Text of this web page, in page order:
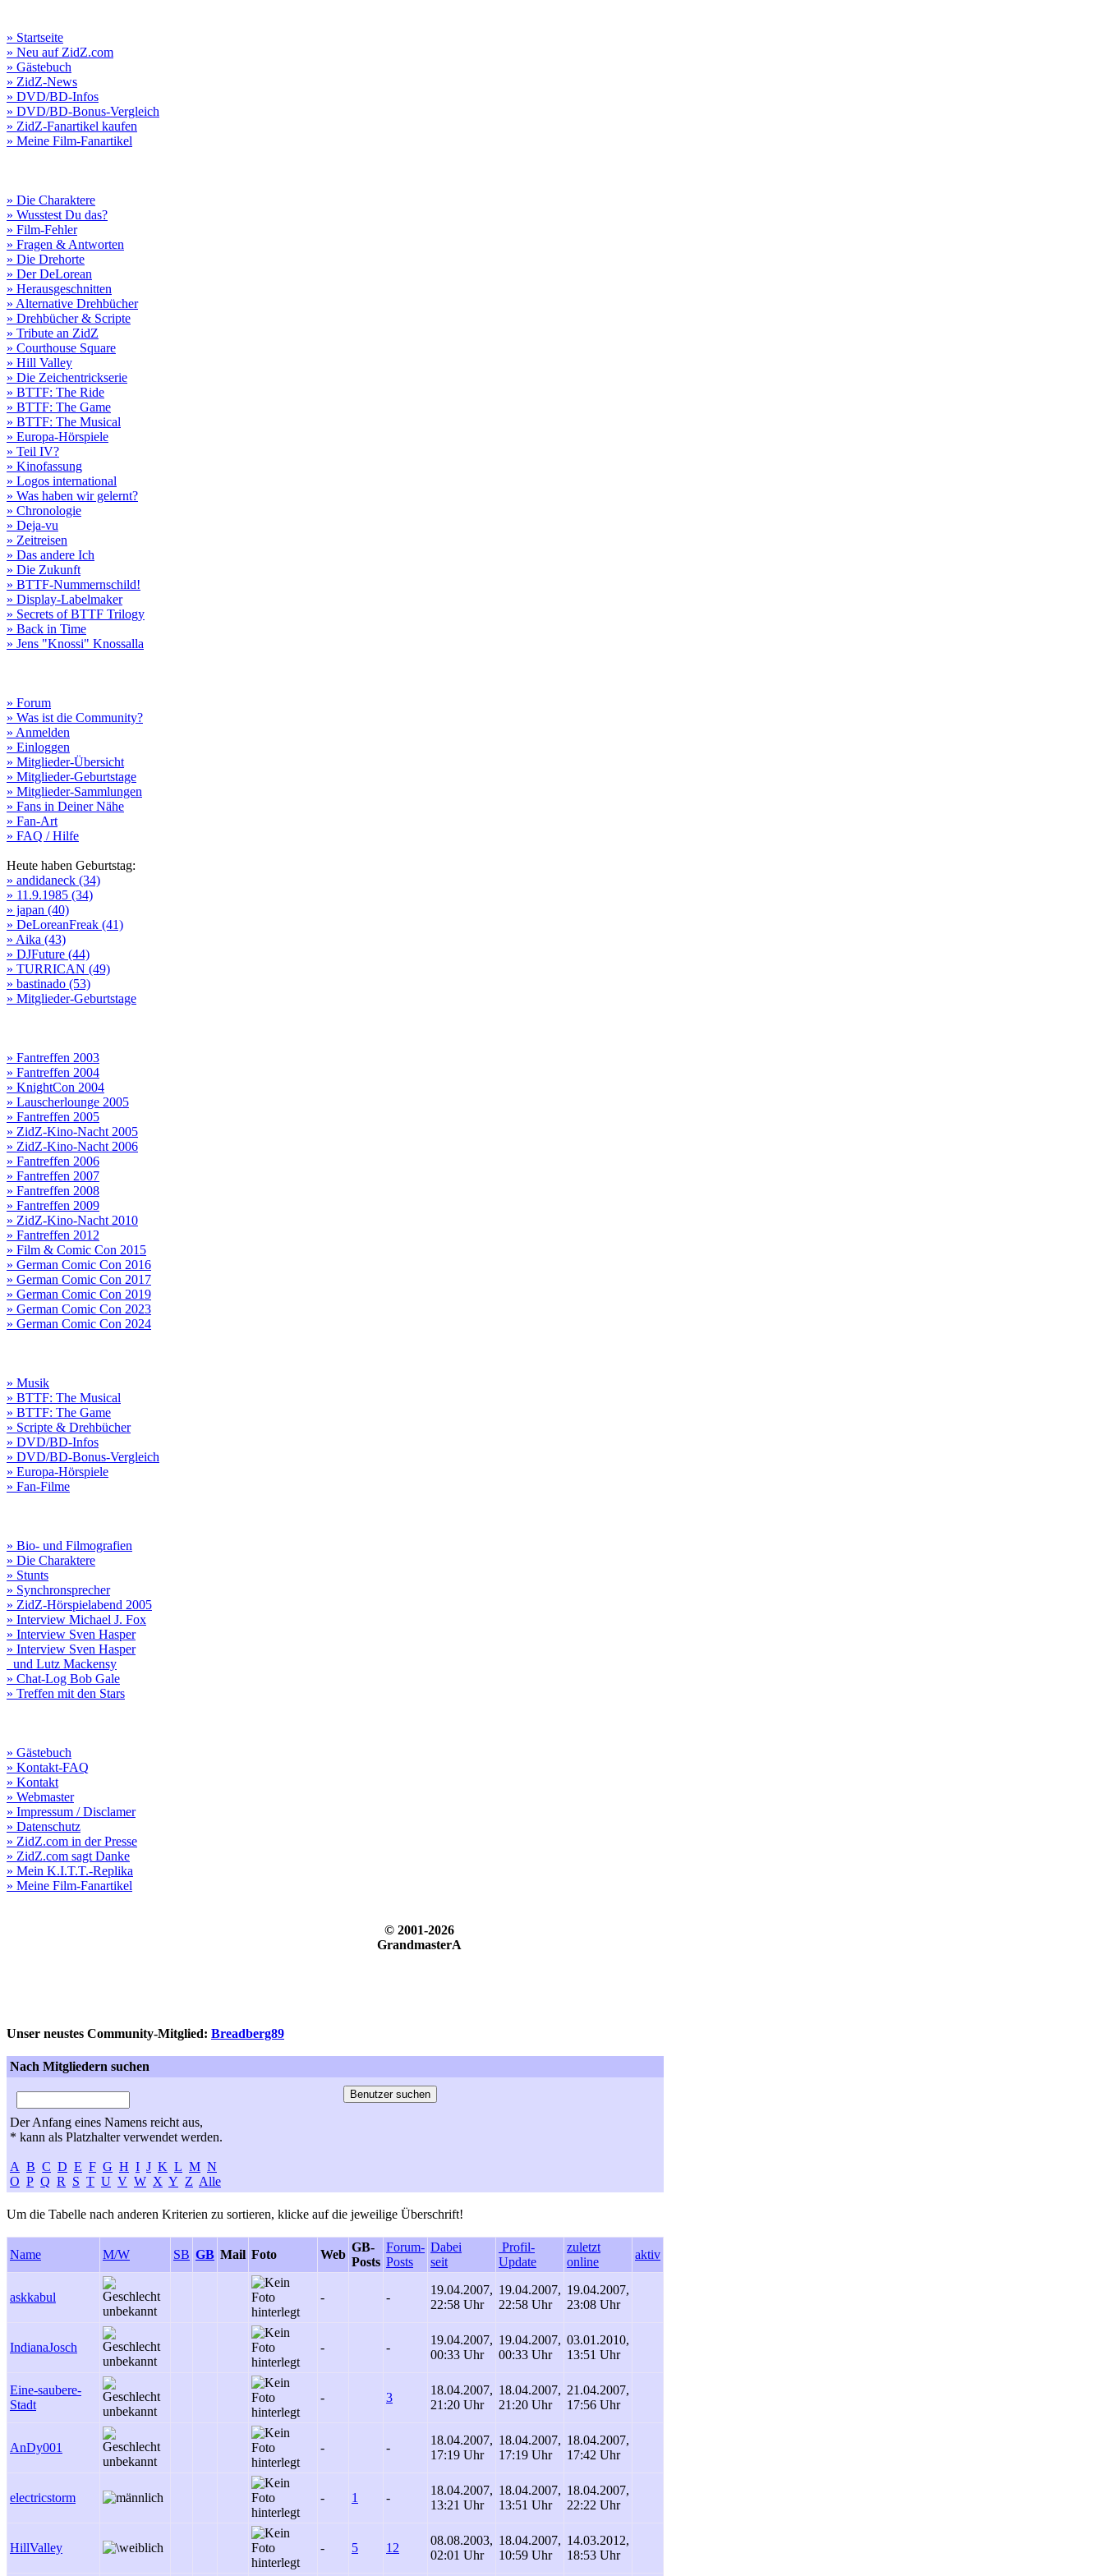
» Startseite
» Neu auf ZidZ.com
» Gästebuch
» ZidZ-News
» DVD/BD-Infos
» DVD/BD-Bonus-Vergleich
» ZidZ-Fanartikel kaufen
» Meine Film-Fanartikel
» Die Charaktere
» Wusstest Du das?
» Film-Fehler
» Fragen & Antworten
» Die Drehorte
» Der DeLorean
» Herausgeschnitten
» Alternative Drehbücher
» Drehbücher & Scripte
» Tribute an ZidZ
» Courthouse Square
» Hill Valley
» Die Zeichentrickserie
» BTTF: The Ride
» BTTF: The Game
» BTTF: The Musical
» Europa-Hörspiele
» Teil IV?
» Kinofassung
» Logos international
» Was haben wir gelernt?
» Chronologie
» Deja-vu
» Zeitreisen
» Das andere Ich
» Die Zukunft
» BTTF-Nummernschild!
» Display-Labelmaker
» Secrets of BTTF Trilogy
» Back in Time
» Jens "Knossi" Knossalla
» Forum
» Was ist die Community?
» Anmelden
» Einloggen
» Mitglieder-Übersicht
» Mitglieder-Geburtstage
» Mitglieder-Sammlungen
» Fans in Deiner Nähe
» Fan-Art
» FAQ / Hilfe
Heute haben Geburtstag:
» andidaneck (34)
» 11.9.1985 (34)
» japan (40)
» DeLoreanFreak (41)
» Aika (43)
» DJFuture (44)
» TURRICAN (49)
» bastinado (53)
» Mitglieder-Geburtstage
» Fantreffen 2003
» Fantreffen 2004
» KnightCon 2004
» Lauscherlounge 2005
» Fantreffen 2005
» ZidZ-Kino-Nacht 2005
» ZidZ-Kino-Nacht 2006
» Fantreffen 2006
» Fantreffen 2007
» Fantreffen 2008
» Fantreffen 2009
» ZidZ-Kino-Nacht 2010
» Fantreffen 2012
» Film & Comic Con 2015
» German Comic Con 2016
» German Comic Con 2017
» German Comic Con 2019
» German Comic Con 2023
» German Comic Con 2024
» Musik
» BTTF: The Musical
» BTTF: The Game
» Scripte & Drehbücher
» DVD/BD-Infos
» DVD/BD-Bonus-Vergleich
» Europa-Hörspiele
» Fan-Filme
» Bio- und Filmografien
» Die Charaktere
» Stunts
» Synchronsprecher
» ZidZ-Hörspielabend 2005
» Interview Michael J. Fox
» Interview Sven Hasper
» Interview Sven Hasper
und Lutz Mackensy
» Chat-Log Bob Gale
» Treffen mit den Stars
» Gästebuch
» Kontakt-FAQ
» Kontakt
» Webmaster
» Impressum / Disclamer
» Datenschutz
» ZidZ.com in der Presse
» ZidZ.com sagt Danke
» Mein K.I.T.T.-Replika
» Meine Film-Fanartikel
© 2001-2026
GrandmasterA
Unser neustes Community-Mitglied: Breadberg89
Nach Mitgliedern suchen
Der Anfang eines Namens reicht aus,
* kann als Platzhalter verwendet werden.
A B C D E F G H I J K L M N
O P Q R S T U V W X Y Z Alle
Um die Tabelle nach anderen Kriterien zu sortieren, klicke auf die jeweilige Überschrift!
Name M/W SB GB Mail Foto Web
GB-
Posts
Forum-
Posts
Dabei
seit
Profil-
Update
zuletzt
online
aktiv
askkabul - -
19.04.2007,
22:58 Uhr
19.04.2007,
22:58 Uhr
19.04.2007,
23:08 Uhr
IndianaJosch - -
19.04.2007,
00:33 Uhr
19.04.2007,
00:33 Uhr
03.01.2010,
13:51 Uhr
Eine-saubere-
Stadt
- 3
18.04.2007,
21:20 Uhr
18.04.2007,
21:20 Uhr
21.04.2007,
17:56 Uhr
AnDy001 - -
18.04.2007,
17:19 Uhr
18.04.2007,
17:19 Uhr
18.04.2007,
17:42 Uhr
electricstorm - 1 -
18.04.2007,
13:21 Uhr
18.04.2007,
13:51 Uhr
18.04.2007,
22:22 Uhr
HillValley - 5 12
08.08.2003,
02:01 Uhr
18.04.2007,
10:59 Uhr
14.03.2012,
18:53 Uhr